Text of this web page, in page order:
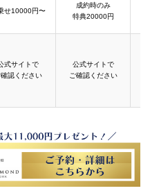
せ10000円〜
成約時のみ
特典20000円
式サイトで
確認ください
公式サイトで
ご確認ください